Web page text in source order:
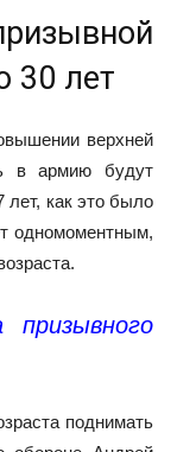
30 лет
верхней
в армию будут
лет, как это было
одномоментным,
поднимать